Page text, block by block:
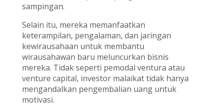
sampingan.
Selain itu, mereka memanfaatkan
keterampilan, pengalaman, dan jaringan
kewirausahaan untuk membantu
wirausahawan baru meluncurkan bisnis
mereka. Tidak seperti pemodal ventura atau
venture capital, investor malaikat tidak hanya
mengandalkan pengembalian uang untuk
motivasi.